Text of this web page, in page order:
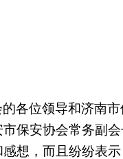
各位领导和济南
保安协会常务副
想，而且纷纷表